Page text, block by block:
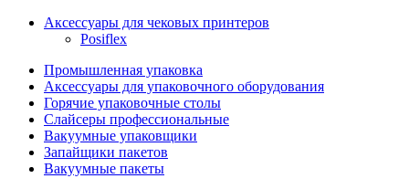
Аксессуары для чековых принтеров
Posiflex
Промышленная упаковка
Аксессуары для упаковочного оборудования
Горячие упаковочные столы
Слайсеры профессиональные
Вакуумные упаковщики
Запайщики пакетов
Вакуумные пакеты